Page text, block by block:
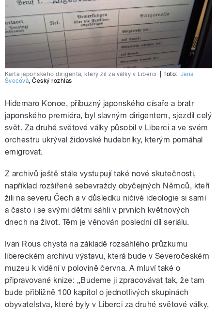
Karta japonského dirigenta, který žil za války v Liberci foto: Jana
Švecová,Český rozhlas
Hidemaro Konoe, příbuzný japonského císaře a bratr
japonského premiéra, byl slavným dirigentem, sjezdil celý
svět. Za druhé světové války působil v Liberci a ve svém
orchestru ukrýval židovské hudebníky, kterým pomáhal
emigrovat.
Z archivů ještě stále vystupují také nové skutečnosti,
například rozšířené sebevraždy obyčejných Němců, kteří
žili na severu Čech a v důsledku ničivé ideologie si sami
a často i se svými dětmi sáhli v prvních květnových
dnech na život. Těm je věnován poslední díl seriálu.
Ivan Rous chystá na základě rozsáhlého průzkumu
libereckém archivu výstavu, která bude v Severočeském
muzeu k vidění v polovině června. A mluví také o
připravované knize: „Budeme ji zpracovávat tak, že tam
bude přibližně 100 kapitol o jednotlivých skupinách
obyvatelstva, které byly v Liberci za druhé světové války,